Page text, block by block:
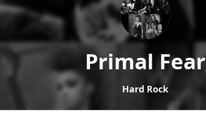
Primal Fear
Hard Rock